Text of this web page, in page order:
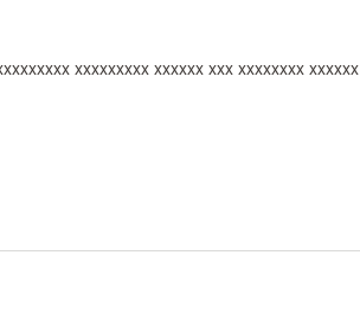
xxxxxxxxx xxxxxx xxx xxxxxxxx